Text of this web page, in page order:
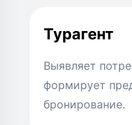
Турагент
Выявляет
формирует
бронирование.